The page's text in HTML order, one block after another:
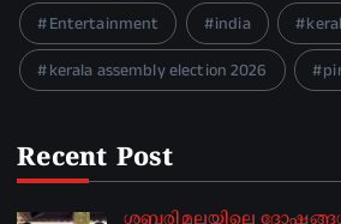
Entertainment
india
kerala assembly election 2026
Recent Post